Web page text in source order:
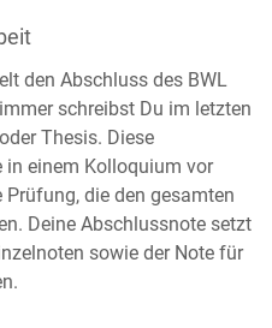
den Abschluss des BWL
schreibst Du im letzten
Thesis. Diese
in einem Kolloquium vor
die den gesamten
Deine Abschlussnote setzt
sowie der Note für